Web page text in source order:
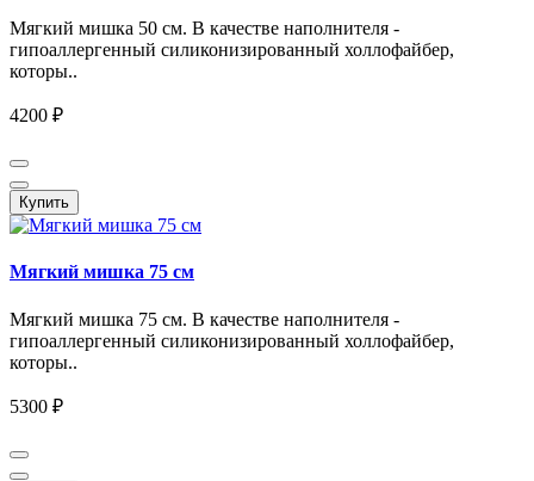
Мягкий мишка 50 см. В качестве наполнителя -
гипоаллергенный силиконизированный холлофайбер,
которы..
4200 ₽
Купить
Мягкий мишка 75 см
Мягкий мишка 75 см. В качестве наполнителя -
гипоаллергенный силиконизированный холлофайбер,
которы..
5300 ₽